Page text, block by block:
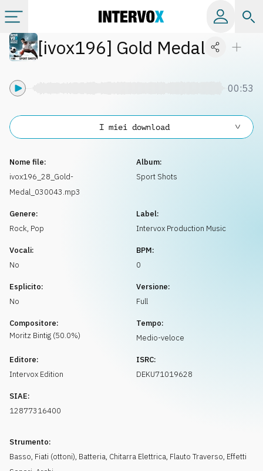
Categorie
Playlist
Licenze
Info
[ivox196] Gold Medal
00:53
Nome file:
ivox196_28_Gold-
Medal_030043.mp3
Album:
Sport Shots
Genere:
Rock, Pop
Label:
Intervox Production Music
Vocali:
No
BPM:
0
Esplicito:
No
Versione:
Full
Compositore:
Moritz Bintig (50.0%)
Tempo:
Medio-veloce
Editore:
Intervox Edition
ISRC:
DEKU71019628
SIAE:
12877316400
Strumento:
Basso, Fiati (ottoni), Batteria, Chitarra Elettrica, Flauto Traverso, Effetti
I miei download